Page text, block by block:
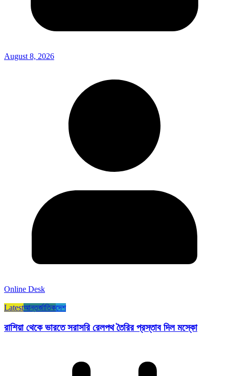
August 8, 2026
Online Desk
Latestআন্তর্জাতিকদেশ
রাশিয়া থেকে ভারতে সরাসরি রেলপথ তৈরির প্রস্তাব দিল মস্কো